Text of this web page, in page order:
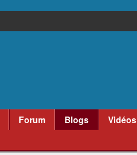
Forum Blogs Vidéos